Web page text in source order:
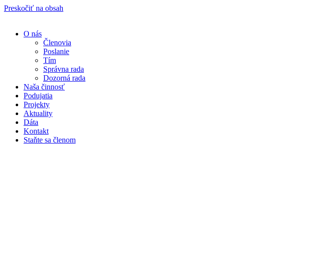
Preskočiť na obsah
O nás
Členovia
Poslanie
Tím
Správna rada
Dozorná rada
Naša činnosť
Podujatia
Projekty
Aktuality
Dáta
Kontakt
Staňte sa členom